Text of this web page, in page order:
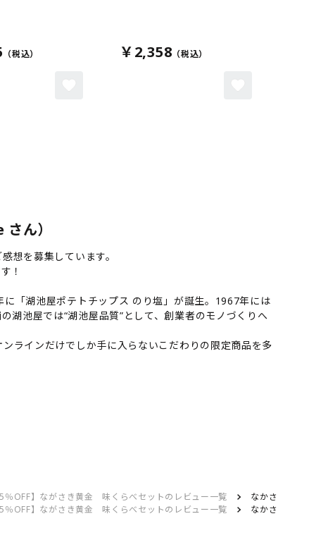
￥2,358
ん）
想を募集しています。
！
「湖池屋ポテトチップス のり塩」が誕生。1967年には
湖池屋では“湖池屋品質”として、創業者のモノづくりへ
ラインだけでしか手に入らないこだわりの限定商品を多
5％OFF】ながさき黄金 味くらべセットのレビュー一覧
なかさき黄金
5％OFF】ながさき黄金 味くらべセットのレビュー一覧 なかさき黄金